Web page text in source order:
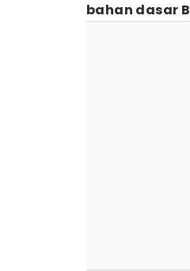
bahan dasar